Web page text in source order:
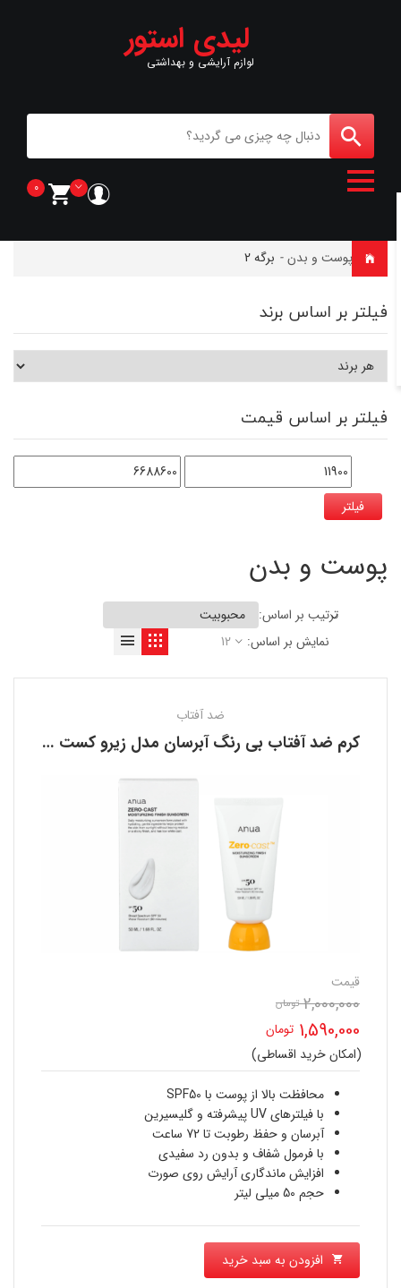
لیدی استور
لوازم آرایشی و بهداشتی
0
خانه پوست و بدن - برگه 2
فیلتر بر اساس برند
فیلتر بر اساس قیمت
فیلتر
پوست و بدن
ترتیب بر اساس:
نمایش بر اساس:
12
ضد آفتاب
کرم ضد آفتاب بی رنگ آبرسان مدل زیرو کست آنوا ANUA
قیمت
2,000,000 تومان
اصلی
2,000,000 تومان
بود.
1,590,000 تومان
قیمت
فعلی
1,590,000 تومان
است.
(امکان خرید اقساطی)
محافظت بالا از پوست با SPF50
با فیلترهای UV پیشرفته و گلیسیرین
آبرسان و حفظ رطوبت تا 72 ساعت
با فرمول شفاف و بدون رد سفیدی
افزایش ماندگاری آرایش روی صورت
حجم 50 میلی لیتر
افزودن به سبد خرید